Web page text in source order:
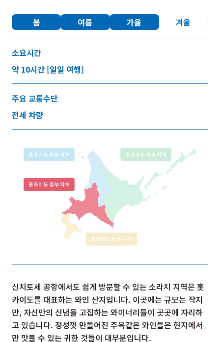
포토갤러리
영상갤러리
이용 규약
운영조직 소개
링크
언어선택
봄 여름 가을 겨울
소요시간
약 10시간 [일일 여행]
주요 교통수단
전세 차량
신치토세 공항에서도 쉽게 방문할 수 있는 소라치 지역은 홋
카이도를 대표하는 와인 산지입니다. 이곳에는 규모는 작지
만, 자신만의 신념을 고집하는 와이너리들이 곳곳에 자리하
고 있습니다. 정성껏 만들어진 주옥같은 와인들은 현지에서
만 맛볼 수 있는 귀한 것들이 대부분입니다.